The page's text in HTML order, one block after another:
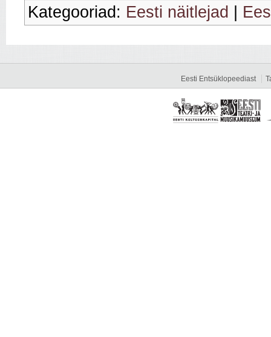
Kategooriad: Eesti näitlejad
Eesti Entsüklopeediast